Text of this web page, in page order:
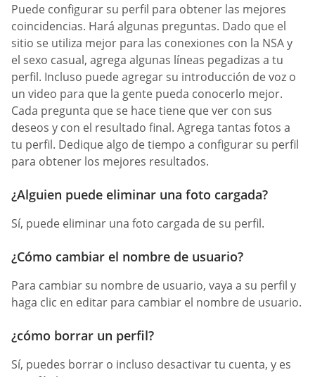
Puede configurar su perfil para obtener las mejores
coincidencias. Hará algunas preguntas. Dado que el
sitio se utiliza mejor para las conexiones con la NSA y
el sexo casual, agrega algunas líneas pegadizas a tu
perfil. Incluso puede agregar su introducción de voz o
un video para que la gente pueda conocerlo mejor.
Cada pregunta que se hace tiene que ver con sus
deseos y con el resultado final. Agrega tantas fotos a
tu perfil. Dedique algo de tiempo a configurar su perfil
para obtener los mejores resultados.
¿Alguien puede eliminar una foto cargada?
Sí, puede eliminar una foto cargada de su perfil.
¿Cómo cambiar el nombre de usuario?
Para cambiar su nombre de usuario, vaya a su perfil y
haga clic en editar para cambiar el nombre de usuario.
¿cómo borrar un perfil?
Sí, puedes borrar o incluso desactivar tu cuenta, y es